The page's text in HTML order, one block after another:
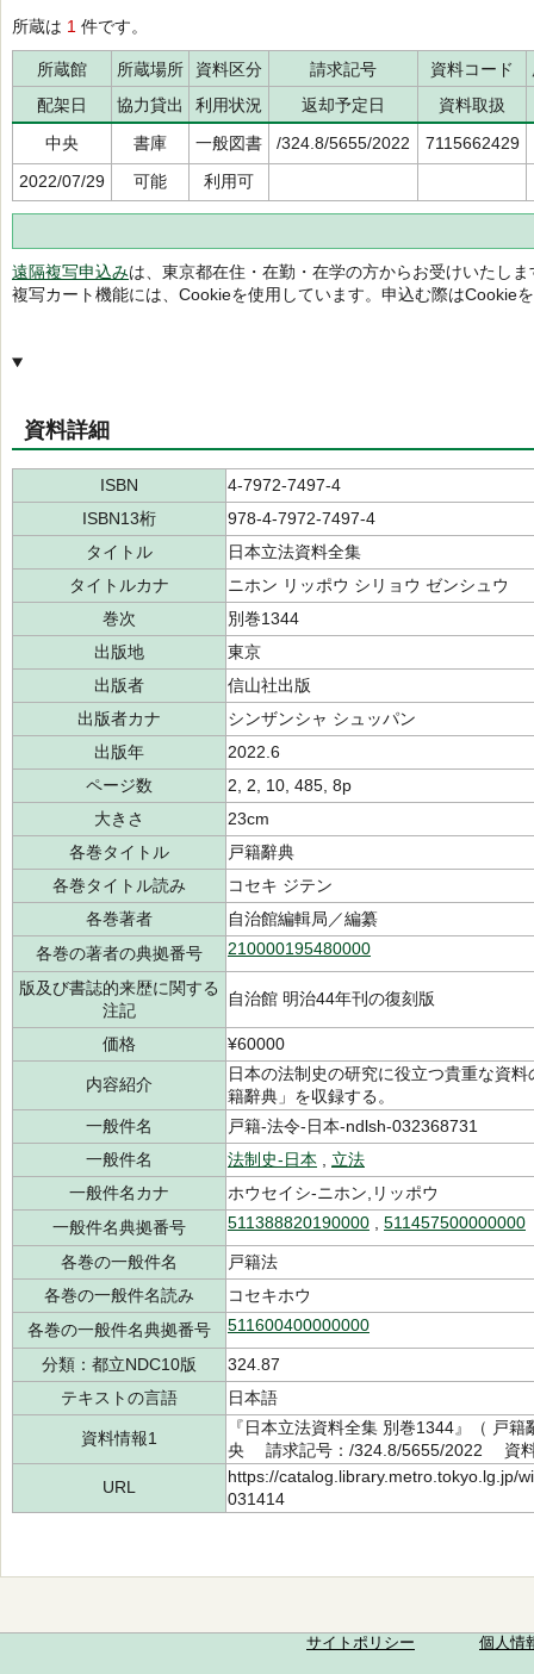
所蔵は 1 件です。
所蔵館 所蔵場所 資料区分 請求記号 資料コード
配架日
協力貸出 利用状況 返却予定日
資料取扱
中央
書庫 一般図書 /324.8/5655/2022
7115662429
2022/07/29
可能 利用可
遠隔複写申込みは、東京都在住・在勤・在学の方からお受けいたしま
複写カート機能には、Cookieを使用しています。申込む際はCookie
資料詳細
ISBN
4-7972-7497-4
ISBN13桁
978-4-7972-7497-4
タイトル
日本立法資料全集
タイトルカナ
ニホン リッポウ シリョウ ゼンシュウ
巻次
別巻1344
出版地
東京
出版者
信山社出版
出版者カナ
シンザンシャ シュッパン
出版年
2022.6
ページ数
2, 2, 10, 485, 8p
大きさ
23cm
各巻タイトル
戸籍辭典
各巻タイトル読み
コセキ ジテン
各巻著者
自治館編輯局／編纂
各巻の著者の典拠番号
210000195480000
版及び書誌的来歴に関する
注記
自治館 明治44年刊の復刻版
価格 ¥60000
内容紹介
日本の法制史の研究に役立つ貴重な資
籍辭典」を収録する。
一般件名
戸籍-法令-日本-ndlsh-032368731
一般件名
法制史-日本
立法
一般件名カナ
ホウセイシ-ニホン,リッポウ
一般件名典拠番号
511388820190000 511457500000000
各巻の一般件名
戸籍法
各巻の一般件名読み
コセキホウ
各巻の一般件名典拠番号
511600400000000
分類：都立NDC10版
324.87
テキストの言語
日本語
資料情報1
『日本立法資料全集 別巻1344』（
央 請求記号：/324.8/5655/2022 資料
URL
https://catalog.library.metro.tokyo.lg.jp/
031414
サイトポリシー 個人情